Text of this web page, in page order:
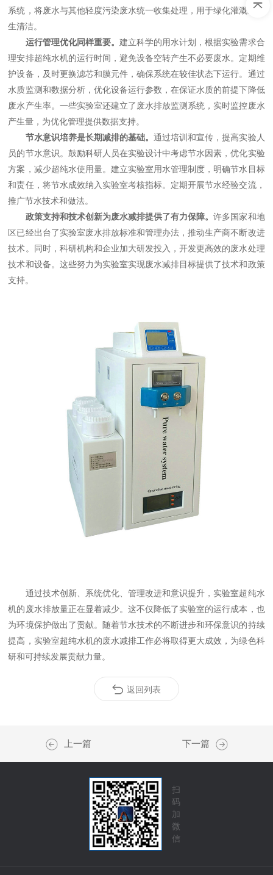
系统，将废水与其他轻度污染废水统一收集处理，用于绿化灌溉或卫
生清洁。
运行管理优化同样重要。 建立科学的用水计划，根据实验需求合
理安排超纯水机的运行时间，避免设备空转产生不必要废水。定期维
护设备，及时更换滤芯和膜元件，确保系统在较佳状态下运行。通过
水质监测和数据分析，优化设备运行参数，在保证水质的前提下降低
废水产生率。一些实验室还建立了废水排放监测系统，实时监控废水
产生量，为优化管理提供数据支持。
节水意识培养是长期减排的基础。通过培训和宣传，提高实验人
员的节水意识。鼓励科研人员在实验设计中考虑节水因素，优化实验
方案，减少超纯水使用量。建立实验室用水管理制度，明确节水目标
和责任，将节水成效纳入实验室考核指标。定期开展节水经验交流，
推广节水技术和做法。
政策支持和技术创新为废水减排提供了有力保障。许多国家和地
区已经出台了实验室废水排放标准和管理办法，推动生产商不断改进
技术。同时，科研机构和企业加大研发投入，开发更高效的废水处理
技术和设备。这些努力为实验室实现废水减排目标提供了技术和政策
支持。
通过技术创新、系统优化、管理改进和意识提升，实验室超纯水
机的废水排放量正在显着减少。这不仅降低了实验室的运行成本，也
为环境保护做出了贡献。随着节水技术的不断进步和环保意识的持续
提高，实验室超纯水机的废水减排工作必将取得更大成效，为绿色科
研和可持续发展贡献力量。
返回列表
上一篇 下一篇
扫
码
加
微
信